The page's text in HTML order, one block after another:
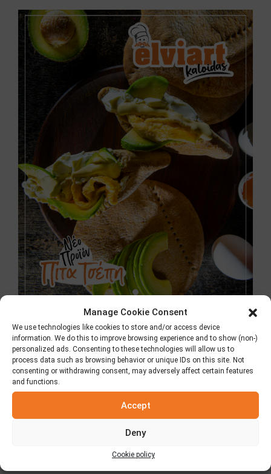
Manage Cookie Consent
We use technologies like cookies to store and/or access device
information. We do this to improve browsing experience and to show (non-)
personalized ads. Consenting to these technologies will allow us to
process data such as browsing behavior or unique IDs on this site. Not
consenting or withdrawing consent, may adversely affect certain features
and functions.
Accept
Deny
Cookie policy
BLOG FOODING
Νέα πίτα τσέπη της
Elviart
28 Νοεμβρίου 2025